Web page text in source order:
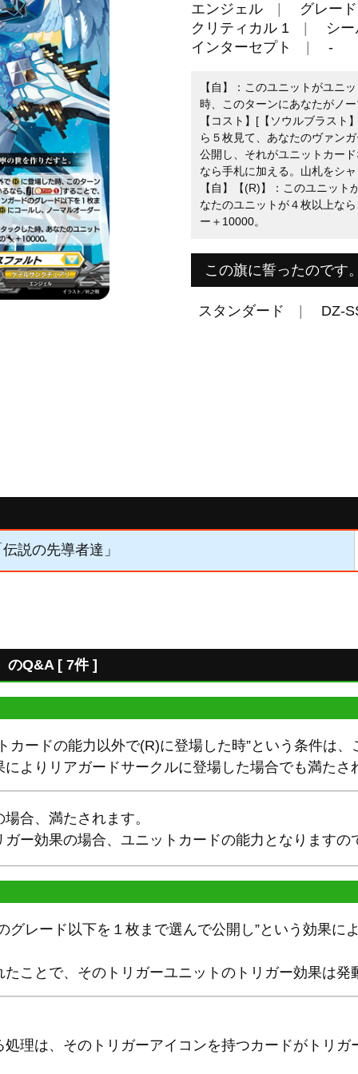
エンジェル
グレー
クリティカル 1
シ
インターセプト
-
【自】：このユニットがユニ
時、このターンにあなたがノ
【コスト】[【ソウルブラスト
ら５枚見て、あなたのヴァン
公開し、それがユニットカー
なら手札に加える。山札をシ
【自】【(R)】：このユニッ
なたのユニットが４枚以上な
ー＋10000。
この旗に誓ったのです
スタンダード DZ-
説の先導者達」
のQ&A [ 7件 ]
カードの能力以外で(R)に登場した時”という条件は
よりリアガードサークルに登場した場合でも満たさ
合、満たされます。
ー効果の場合、ユニットカードの能力となりますの
グレード以下を１枚まで選んで公開し”という効果に
ことで、そのトリガーユニットのトリガー効果は発
理は、そのトリガーアイコンを持つカードがトリガ